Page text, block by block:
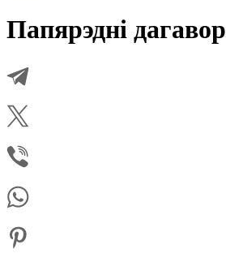
Папярэдні дагавор